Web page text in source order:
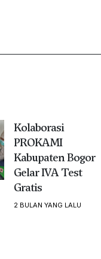
Kolaborasi
PROKAMI
Kabupaten Bogor
Gelar IVA Test
Gratis
2 BULAN YANG LALU